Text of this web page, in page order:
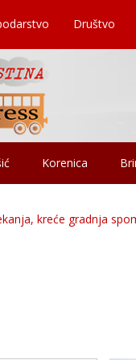
Društvo
Korenica
kreće gradnja